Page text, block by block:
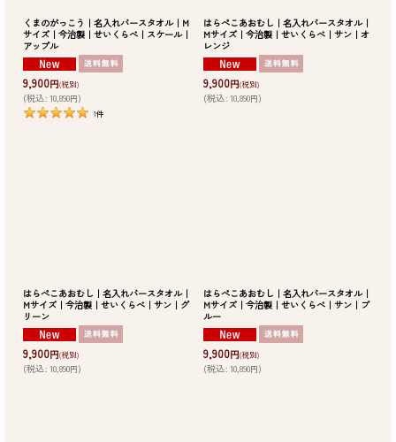
くまのがっこう｜名入れバースタオル｜M
サイズ｜今治製｜せいくらべ｜スケール｜
アップル
9,900円(税別)
(税込: 10,890円)
1件
はらぺこあおむし｜名入れバースタオル｜
Mサイズ｜今治製｜せいくらべ｜サン｜オ
レンジ
9,900円(税別)
(税込: 10,890円)
はらぺこあおむし｜名入れバースタオル｜
Mサイズ｜今治製｜せいくらべ｜サン｜グ
リーン
9,900円(税別)
(税込: 10,890円)
はらぺこあおむし｜名入れバースタオル｜
Mサイズ｜今治製｜せいくらべ｜サン｜ブ
ルー
9,900円(税別)
(税込: 10,890円)